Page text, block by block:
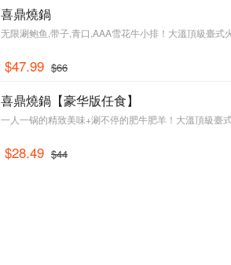
喜鼎燒鍋
无限涮鲍鱼,带子,青口,AAA雪花牛小排！大溫頂級臺式
$47.99 $66
喜鼎燒鍋【豪华版任食】
一人一锅的精致美味+涮不停的肥牛肥羊！大溫頂級臺
$28.49 $44